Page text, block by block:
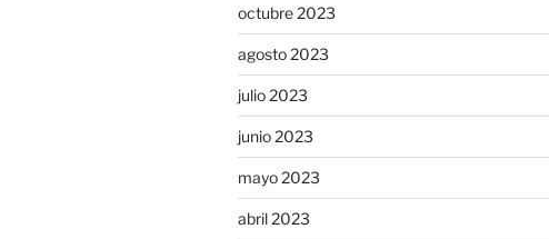
octubre 2023
agosto 2023
julio 2023
junio 2023
mayo 2023
abril 2023